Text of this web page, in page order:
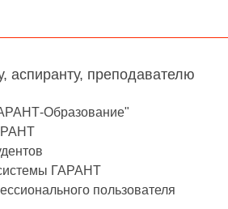
аспиранту, преподавателю
Образование"
ГАРАНТ
пользователя